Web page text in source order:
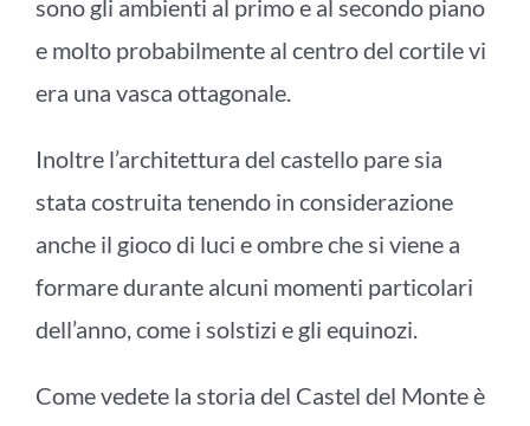
sono gli ambienti al primo e al secondo piano
e molto probabilmente al centro del cortile vi
era una vasca ottagonale.
Inoltre l’architettura del castello pare sia
stata costruita tenendo in considerazione
anche il gioco di luci e ombre che si viene a
formare durante alcuni momenti particolari
dell’anno, come i solstizi e gli equinozi.
Come vedete la storia del Castel del Monte è